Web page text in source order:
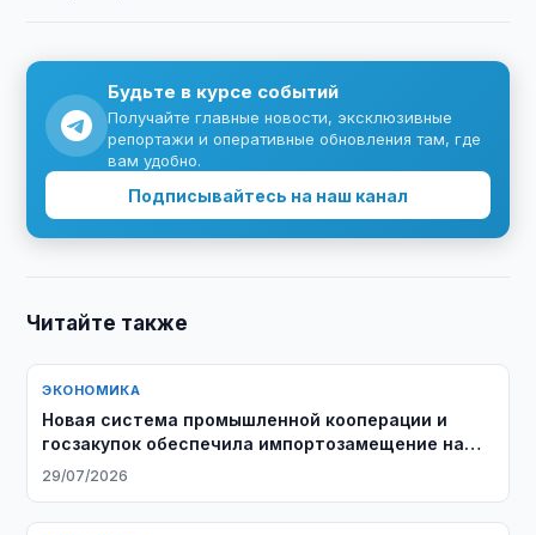
Будьте в курсе событий
Получайте главные новости, эксклюзивные
репортажи и оперативные обновления там, где
вам удобно.
Подписывайтесь на наш канал
Читайте также
ЭКОНОМИКА
Новая система промышленной кооперации и
госзакупок обеспечила импортозамещение на
$3,8 млрд
29/07/2026